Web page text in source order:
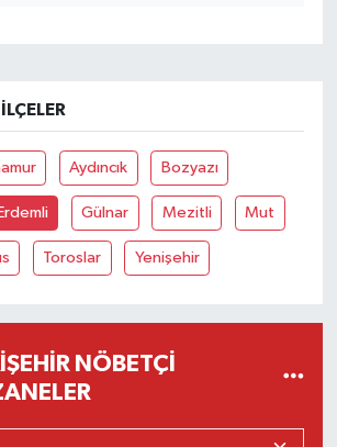
Aydıncık Bozyazı
Erdemli Gülnar Mezitli Mut
Toroslar Yenişehir
NÖBETÇI